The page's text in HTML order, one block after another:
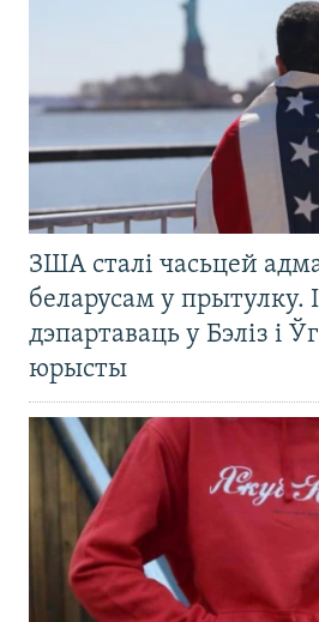
ЗША сталі часьцей
беларусам у прытулку.
дэпартаваць у Бэліз і
юрысты